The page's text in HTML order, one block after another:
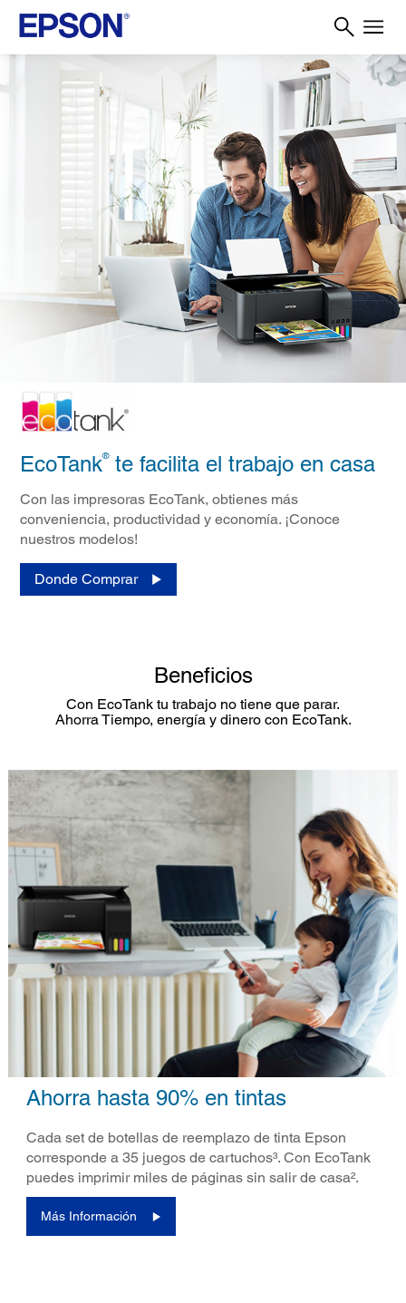
EcoTank®te facilita el trabajo en casa
Con las impresoras EcoTank, obtienes más
conveniencia, productividad y economía. ¡Conoce
nuestros modelos!​
Donde Comprar
Beneficios
Con EcoTank tu trabajo no tiene que parar.
Ahorra Tiempo, energía y dinero con EcoTank.
Ahorra hasta 90% en tintas
Cada set de botellas de reemplazo de tinta Epson
corresponde a 35 juegos de cartuchos³. Con EcoTank
puedes imprimir miles de páginas sin salir de casa².
Más Información